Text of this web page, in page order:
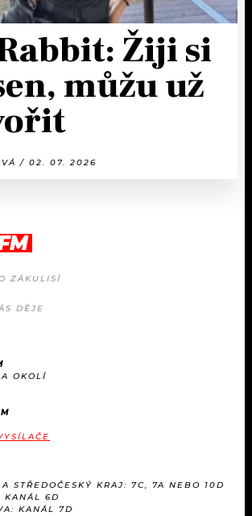
Žiji si
můžu už
/ 02. 07. 2026
ZÁKULISÍ
DĚJE
OKOLÍ
STŘEDOČESKÝ KRAJ: 7C, 7A NEBO 10D
KANÁL 6D
KANÁL 7D